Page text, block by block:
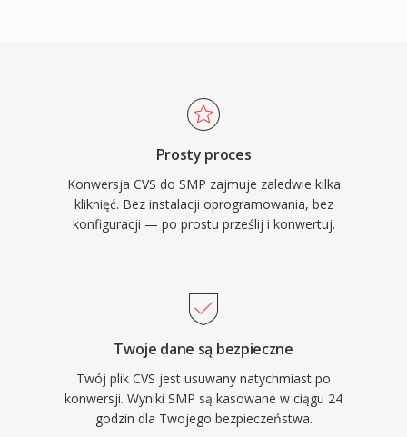
Prosty proces
Konwersja CVS do SMP zajmuje zaledwie kilka
kliknięć. Bez instalacji oprogramowania, bez
konfiguracji — po prostu prześlij i konwertuj.
Twoje dane są bezpieczne
Twój plik CVS jest usuwany natychmiast po
konwersji. Wyniki SMP są kasowane w ciągu 24
godzin dla Twojego bezpieczeństwa.